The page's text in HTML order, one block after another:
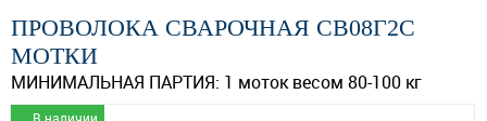
ПРОВОЛОКА СВАРОЧНАЯ СВ08Г2С
МОТКИ
МИНИМАЛЬНАЯ ПАРТИЯ: 1 моток весом 80-100 кг